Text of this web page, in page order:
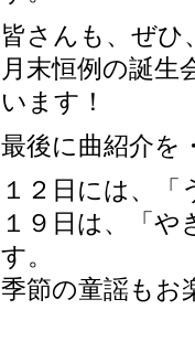
皆さんも、ぜひ
月末恒例の誕生
います！
最後に曲紹介を
１２日には、「
１９日は、「
す。
季節の童謡もお